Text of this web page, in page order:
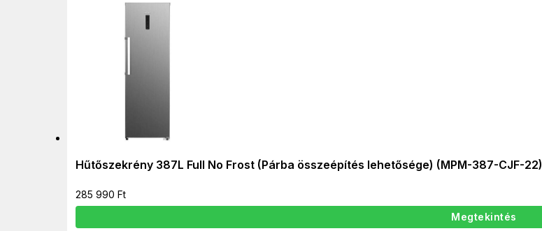
Hűtőszekrény 387L Full No Frost (Párba összeépítés lehetősége) (MPM-387-CJF-22)
285 990 Ft
Megtekintés